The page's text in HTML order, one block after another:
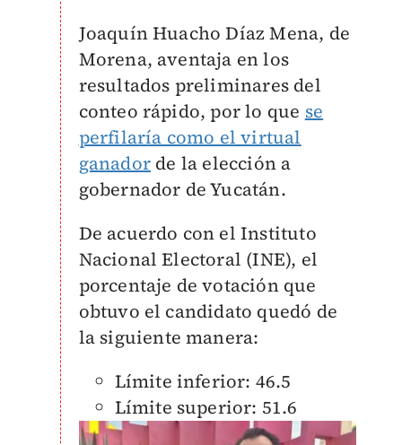
Joaquín Huacho Díaz Mena, de
Morena, aventaja en los
resultados preliminares del
conteo rápido, por lo que se
perfilaría como el virtual
ganadorde la elección a
gobernador de Yucatán.
​De acuerdo con el Instituto
Nacional Electoral (INE), el
porcentaje de votación que
obtuvo el candidato quedó de
la siguiente manera:
Límite inferior: 46.5
Límite superior: 51.6